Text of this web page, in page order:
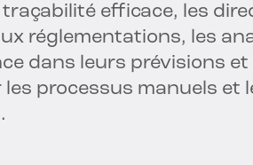
traçabilité efficace, les
réglementations, les
dans leurs prévisions
processus manuels et